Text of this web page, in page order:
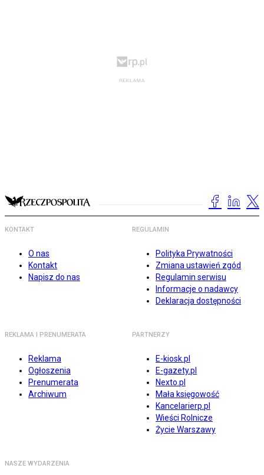
KONTAKT
O nas
Kontakt
Napisz do nas
REGULAMIN
Polityka Prywatności
Zmiana ustawień zgód
Regulamin serwisu
Informacje o nadawcy
Deklaracja dostępności
REKLAMA I PRENUMERATA
Reklama
Ogłoszenia
Prenumerata
Archiwum
PARTNERZY
E-kiosk.pl
E-gazety.pl
Nexto.pl
Mała księgowość
Kancelarierp.pl
Wieści Rolnicze
Życie Warszawy
NASZE WYDARZENIA